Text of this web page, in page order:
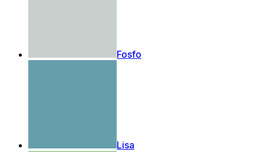
Fosfo
Lisa